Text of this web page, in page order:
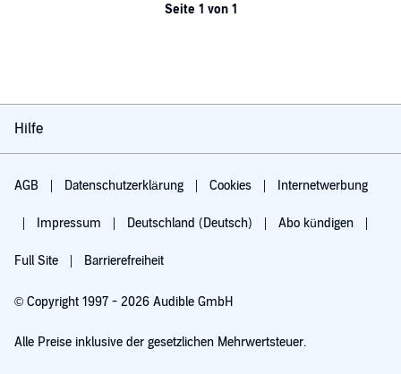
Seite 1 von 1
Hilfe
AGB Datenschutzerklärung Cookies Internetwerbung
Impressum Deutschland (Deutsch) Abo kündigen
Full Site Barrierefreiheit
© Copyright 1997 - 2026 Audible GmbH
Alle Preise inklusive der gesetzlichen Mehrwertsteuer.